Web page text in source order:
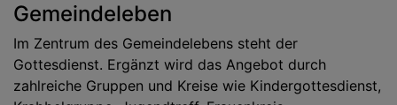
Gemeindeleben
Im Zentrum des Gemeindelebens steht der
Gottesdienst. Ergänzt wird das Angebot durch
zahlreiche Gruppen und Kreise wie Kindergottesdienst,